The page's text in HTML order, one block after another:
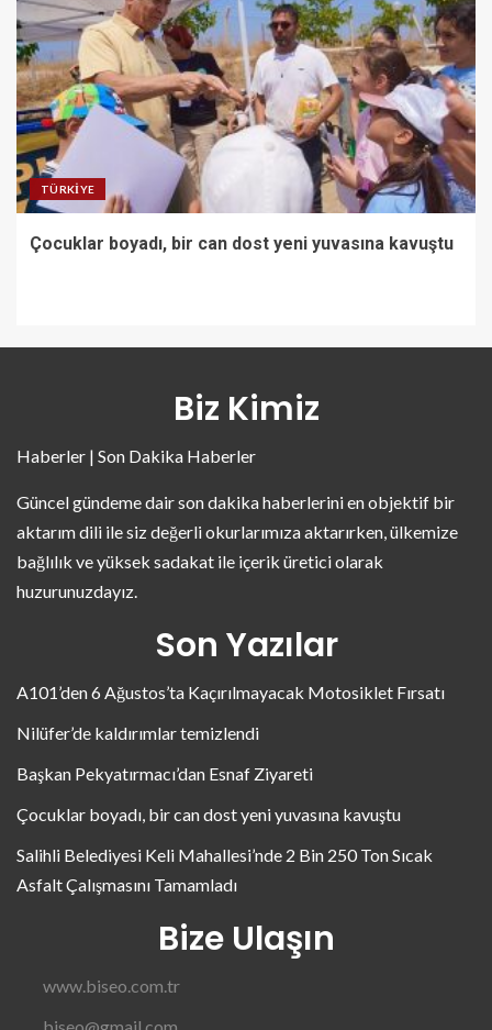
TÜRKIYE
Çocuklar boyadı, bir can dost yeni yuvasına kavuştu
Biz Kimiz
Haberler | Son Dakika Haberler
Güncel gündeme dair son dakika haberlerini en objektif bir
aktarım dili ile siz değerli okurlarımıza aktarırken, ülkemize
bağlılık ve yüksek sadakat ile içerik üretici olarak
huzurunuzdayız.
Son Yazılar
A101’den 6 Ağustos’ta Kaçırılmayacak Motosiklet Fırsatı
Nilüfer’de kaldırımlar temizlendi
Başkan Pekyatırmacı’dan Esnaf Ziyareti
Çocuklar boyadı, bir can dost yeni yuvasına kavuştu
Salihli Belediyesi Keli Mahallesi’nde 2 Bin 250 Ton Sıcak
Asfalt Çalışmasını Tamamladı
Bize Ulaşın
www.biseo.com.tr